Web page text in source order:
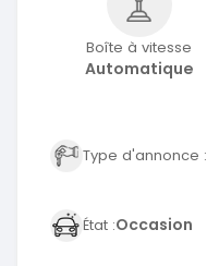
Boîte à vitesse
Automatique
Type d'annonce :
État :Occasion